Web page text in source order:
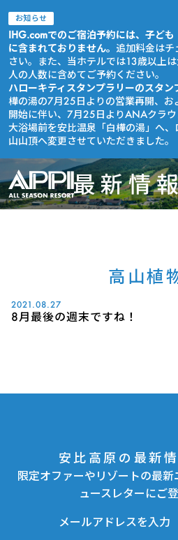
お知らせ
IHG.comでのご宿泊予約には、子ど
に含まれておりません。 追加料金は
さい。また、当ホテルでは13歳以上
人の人数に含めてご予約ください。
ハローキティスタンプラリーのスタン
樺の湯の7月25日よりの営業再開、お
開始に伴い、7月25日よりANAクラ
大浴場前を安比温泉「白樺の湯」へ
山山頂へ変更させていただきました。
最新情
高山植
2021.08.27
8月最後の週末ですね！
安比高原の最新
限定オファーやリゾートの最
ュースレターにご